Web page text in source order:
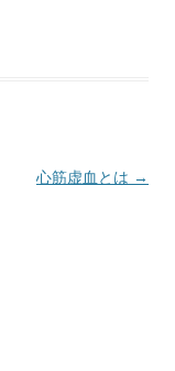
心筋虚血とは →